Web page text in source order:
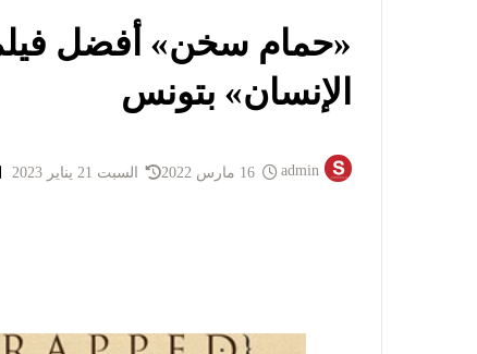
«حمام سخن» أفضل
الإنسان» بتونس
admin السبت 21 يناير 2023